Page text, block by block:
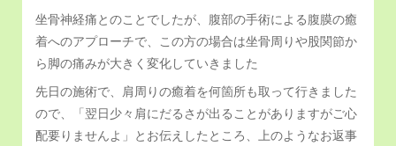
坐骨神経痛とのことでしたが、腹部の手術による腹膜の癒
着へのアプローチで、この方の場合は坐骨周りや股関節か
ら脚の痛みが大きく変化していきました
先日の施術で、肩周りの癒着を何箇所も取って行きました
ので、「翌日少々肩にだるさが出ることがありますがご心
配要りませんよ」とお伝えしたところ、上のようなお返事